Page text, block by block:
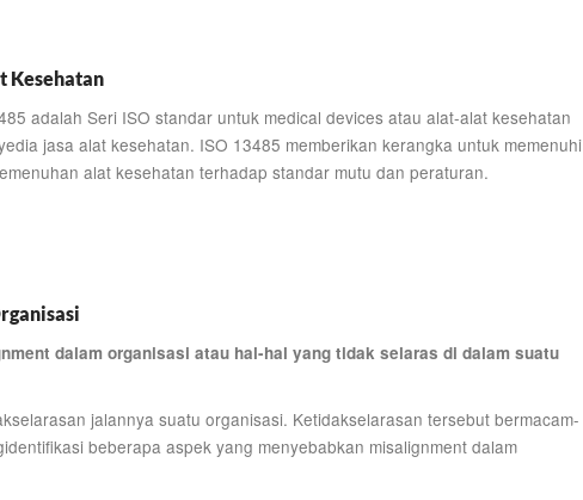
Kesehatan
adalah Seri ISO standar untuk medical devices atau alat-alat kesehatan
jasa alat kesehatan. ISO 13485 memberikan kerangka untuk memenuhi
alat kesehatan terhadap standar mutu dan peraturan.
dalam organisasi atau hal-hal yang tidak selaras di dalam suatu
jalannya suatu organisasi. Ketidakselarasan tersebut bermacam-
beberapa aspek yang menyebabkan misalignment dalam